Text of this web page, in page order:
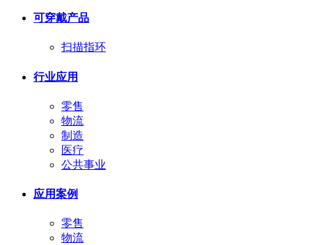
可穿戴产品
扫描指环
行业应用
零售
物流
制造
医疗
公共事业
应用案例
零售
物流